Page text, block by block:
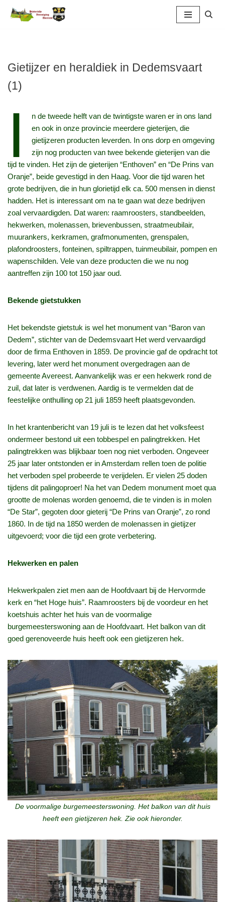
inhoud
Gietijzer en heraldiek in Dedemsvaart
(1)
I
n de tweede helft van de twintigste waren er in ons land
en ook in onze provincie meerdere gieterijen, die
gietijzeren producten leverden. In ons dorp en omgeving
zijn nog producten van twee bekende gieterijen van die
tijd te vinden. Het zijn de gieterijen “Enthoven” en “De Prins van
Oranje”, beide gevestigd in den Haag. Voor die tijd waren het
grote bedrijven, die in hun glorietijd elk ca. 500 mensen in dienst
hadden. Het is interessant om na te gaan wat deze bedrijven
zoal vervaardigden. Dat waren: raamroosters, standbeelden,
hekwerken, molenassen, brievenbussen, straatmeubilair,
muurankers, kerkramen, grafmonumenten, grenspalen,
plafondroosters, fonteinen, spiltrappen, tuinmeubilair, pompen en
wapenschilden. Vele van deze producten die we nu nog
aantreffen zijn 100 tot 150 jaar oud.
Bekende gietstukken
Het bekendste gietstuk is wel het monument van “Baron van
Dedem”, stichter van de Dedemsvaart Het werd vervaardigd
door de firma Enthoven in 1859. De provincie gaf de opdracht tot
levering, later werd het monument overgedragen aan de
gemeente Avereest. Aanvankelijk was er een hekwerk rond de
zuil, dat later is verdwenen. Aardig is te vermelden dat de
feestelijke onthulling op 21 juli 1859 heeft plaatsgevonden.
In het krantenbericht van 19 juli is te lezen dat het volksfeest
ondermeer bestond uit een tobbespel en palingtrekken. Het
palingtrekken was blijkbaar toen nog niet verboden. Ongeveer
25 jaar later ontstonden er in Amsterdam rellen toen de politie
het verboden spel probeerde te verijdelen. Er vielen 25 doden
tijdens dit palingoproer! Na het van Dedem monument moet qua
grootte de molenas worden genoemd, die te vinden is in molen
“De Star”, gegoten door gieterij “De Prins van Oranje”, zo rond
1860. In de tijd na 1850 werden de molenassen in gietijzer
uitgevoerd; voor die tijd een grote verbetering.
Hekwerken en palen
Hekwerkpalen ziet men aan de Hoofdvaart bij de Hervormde
kerk en “het Hoge huis”. Raamroosters bij de voordeur en het
koetshuis achter het huis van de voormalige
burgemeesterswoning aan de Hoofdvaart. Het balkon van dit
goed gerenoveerde huis heeft ook een gietijzeren hek.
De voormalige burgemeesterswoning. Het balkon van dit huis
heeft een gietijzeren hek. Zie ook hieronder.